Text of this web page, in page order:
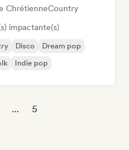
ChrétienneCountry
impactante(s)
Disco
Dream pop
Indie pop
... 5